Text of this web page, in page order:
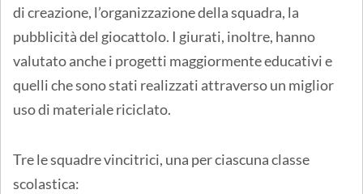
di creazione, l’organizzazione della squadra, la
pubblicità del giocattolo. I giurati, inoltre, hanno
valutato anche i progetti maggiormente educativi e
quelli che sono stati realizzati attraverso un miglior
uso di materiale riciclato.
Tre le squadre vincitrici, una per ciascuna classe
scolastica: